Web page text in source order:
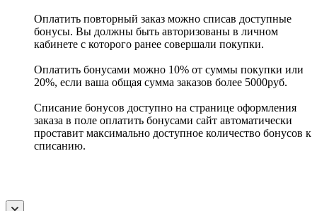
Оплатить повторный заказ можно списав доступные
бонусы. Вы должны быть авторизованы в личном
кабинете с которого ранее совершали покупки.
Оплатить бонусами можно 10% от суммы покупки или
20%, если ваша общая сумма заказов более 5000руб.
Списание бонусов доступно на странице оформления
заказа в поле оплатить бонусами сайт автоматически
проставит максимально доступное количество бонусов к
списанию.